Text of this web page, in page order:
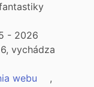
- 2026
vychádza
webu
,